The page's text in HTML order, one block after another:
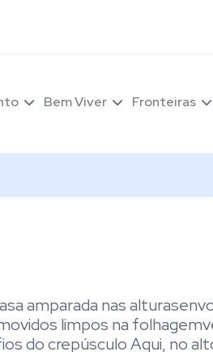
Bem Viver Fronteiras
amparada nas
limpos na
do crepúsculo Aqui, no